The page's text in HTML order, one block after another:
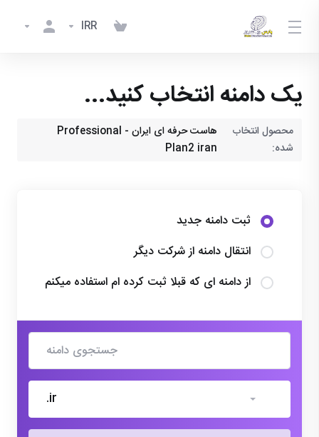
IRR
یک دامنه انتخاب کنید...
محصول انتخاب
شده:
هاست حرفه ای ایران - Professional
Plan2 iran
ثبت دامنه جدید
انتقال دامنه از شرکت دیگر
از دامنه ای که قبلا ثبت کرده ام استفاده میکنم
.ir